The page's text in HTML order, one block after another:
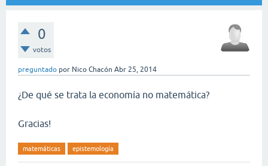
0
votos
preguntado por Nico Chacón Abr 25, 2014
¿De qué se trata la economía no matemática?
Gracias!
matemáticas epistemología